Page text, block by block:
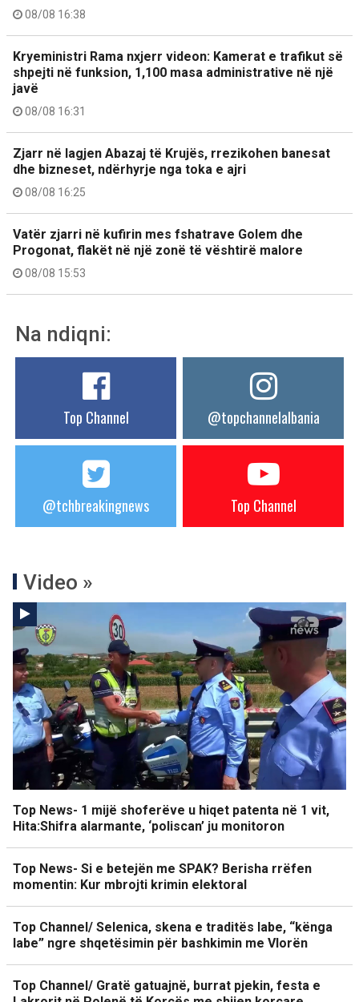
08/08 16:38
Kryeministri Rama nxjerr videon: Kamerat e trafikut së
shpejti në funksion, 1,100 masa administrative në një
javë
08/08 16:31
Zjarr në lagjen Abazaj të Krujës, rrezikohen banesat
dhe bizneset, ndërhyrje nga toka e ajri
08/08 16:25
Vatër zjarri në kufirin mes fshatrave Golem dhe
Progonat, flakët në një zonë të vështirë malore
08/08 15:53
Na ndiqni:
Top Channel @topchannelalbania
@tchbreakingnews Top Channel
Video »
Top News- 1 mijë shoferëve u hiqet patenta në 1 vit,
Hita:Shifra alarmante, ‘poliscan’ ju monitoron
Top News- Si e betejën me SPAK? Berisha rrëfen
momentin: Kur mbrojti krimin elektoral
Top Channel/ Selenica, skena e traditës labe, “kënga
labe” ngre shqetësimin për bashkimin me Vlorën
Top Channel/ Gratë gatuajnë, burrat pjekin, festa e